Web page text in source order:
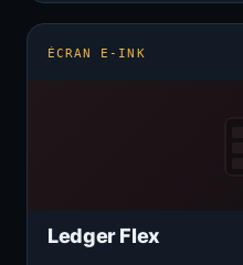
ÉCRAN E-INK
Ledger Flex